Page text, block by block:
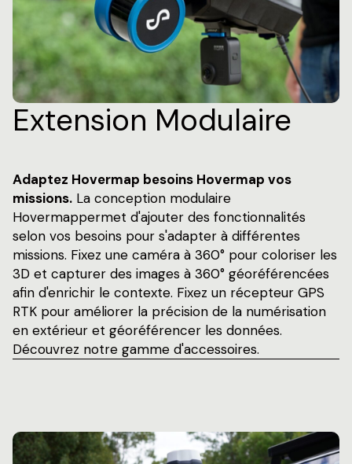
Extension Modulaire
Adaptez Hovermap besoins Hovermap vos
missions. La conception modulaire
Hovermappermet d'ajouter des fonctionnalités
selon vos besoins pour s'adapter à différentes
missions. Fixez une caméra à 360° pour coloriser les
3D et capturer des images à 360° géoréférencées
afin d'enrichir le contexte. Fixez un récepteur GPS
RTK pour améliorer la précision de la numérisation
en extérieur et géoréférencer les données.
Découvrez notre gamme d'accessoires.